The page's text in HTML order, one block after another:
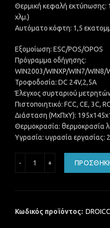
Θερμική κεφαλή εκτύπωσης:
χλμ.)
Αυτόματο κόφτη: 1,5
Εξομοίωση: ESC/POS/OPOS
Πρόγραμμα οδήγησης:
WIN2003/WINXP/WIN7/WIN8/
Τροφοδοσία: DC 24V,2,5A
Έλεγχος συρταριού
Πιστοποιητικό: FCC, CE, 3C,
Διάσταση (ΜxΠxΥ):
Θερμοκρασία: θερμοκρασία
Υγρασία: υγρασία εργασίας:
Κωδικός προϊόντος: